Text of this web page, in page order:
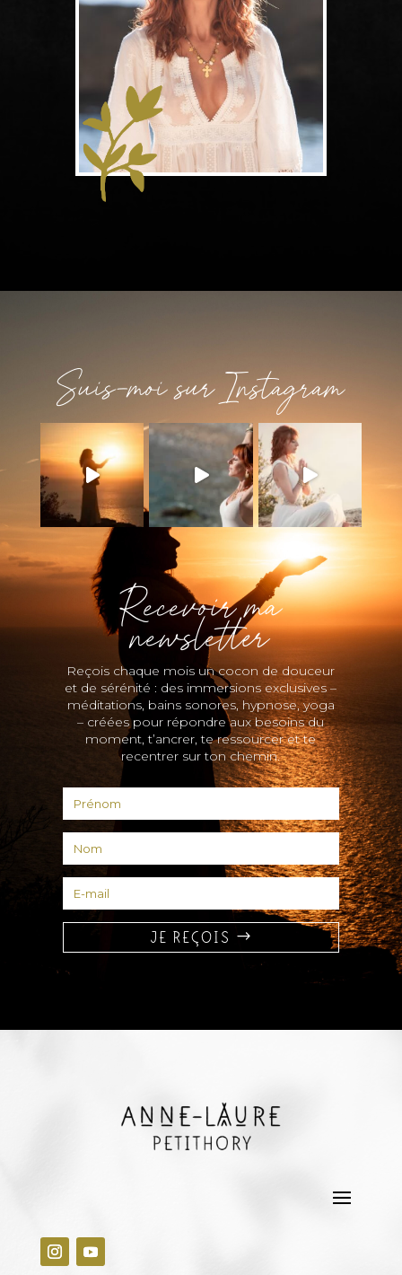
Suis-moi sur Instagram
Recevoir ma
newsletter
Reçois chaque mois un cocon de douceur
et de sérénité : des immersions exclusives –
méditations, bains sonores, hypnose, yoga
– créées pour répondre aux besoins du
moment, t’ancrer, te ressourcer et te
recentrer sur ton chemin.
JE REÇOIS